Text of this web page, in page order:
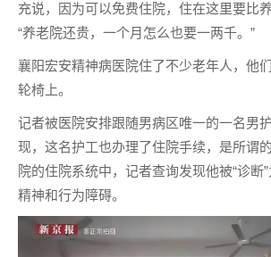
充说，因为可以免费住院，住在这里要比
“养老院还贵，一个月怎么也要一两千。”
襄阳宏安精神病医院住了不少老年人，他
轮椅上。
记者被医院安排跟随男病区唯一的一名男
现，这名护工也办理了住院手续，是所谓
院的住院系统中，记者查询发现他被“诊断
精神和行为障碍。